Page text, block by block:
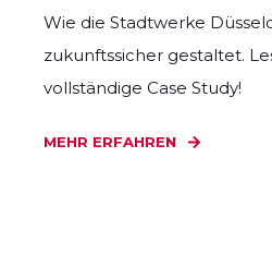
Wie die Stadtwerke
zukunftssicher gestaltet.
vollständige Case Study!
MEHR ERFAHREN